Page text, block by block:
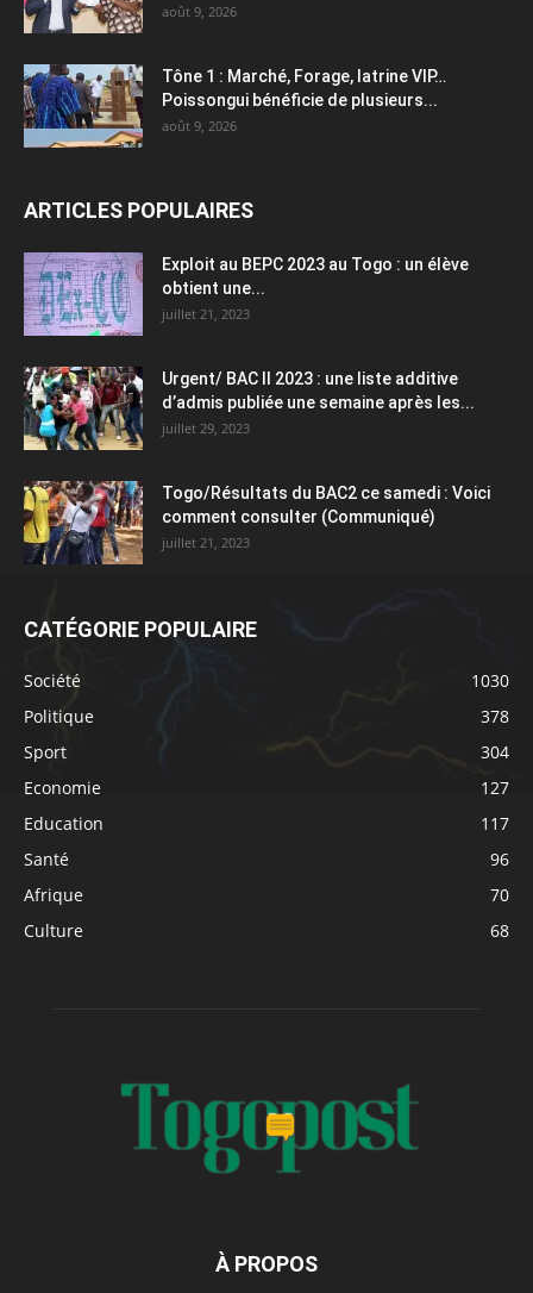
août 9, 2026
Tône 1 : Marché, Forage, latrine VIP…
Poissongui bénéficie de plusieurs...
août 9, 2026
ARTICLES POPULAIRES
Exploit au BEPC 2023 au Togo : un élève
obtient une...
juillet 21, 2023
Urgent/ BAC II 2023 : une liste additive
d’admis publiée une semaine après les...
juillet 29, 2023
Togo/Résultats du BAC2 ce samedi : Voici
comment consulter (Communiqué)
juillet 21, 2023
CATÉGORIE POPULAIRE
Société
1030
Politique
378
Sport
304
Economie
127
Education
117
Santé
96
Afrique
70
Culture
68
À PROPOS